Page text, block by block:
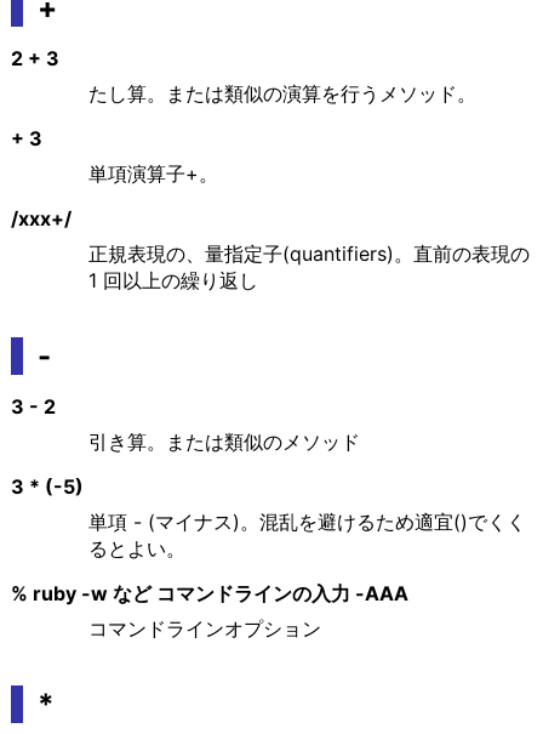
+
2 + 3
たし算。または類似の演算を行うメソッド。
+ 3
単項演算子+。
/xxx+/
正規表現の、量指定子(quantifiers)。直前の表現の
1 回以上の繰り返し
-
3 - 2
引き算。または類似のメソッド
3 * (-5)
単項 - (マイナス)。混乱を避けるため適宜()でくく
るとよい。
% ruby -w など コマンドラインの入力 -AAA
コマンドラインオプション
*